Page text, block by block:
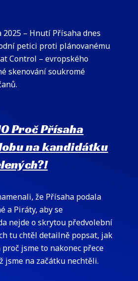
2025 – Hnutí Přísaha dnes
petici proti plánovanému
Control – evropského
skenování soukromé
Proč Přísaha
na kandidátku
že Přísaha podala
a Piráty, aby se
nejde o skrytou předvolební
tu chtěl detailně popsat, jak
jsme to nakonec přece
jsme na začátku nechtěli.